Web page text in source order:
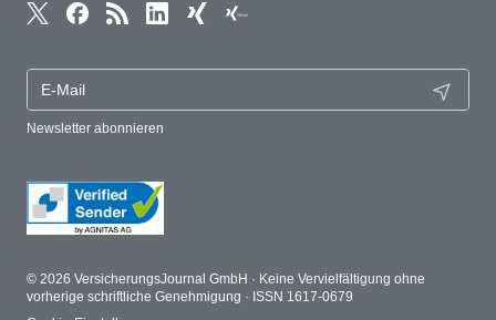
Newsletter abonnieren
© 2026 VersicherungsJournal GmbH · Keine Vervielfältigung ohne
vorherige schriftliche Genehmigung · ISSN 1617-0679